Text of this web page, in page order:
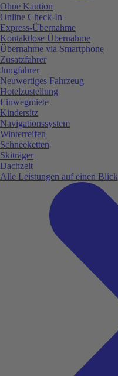
Ohne Kaution
Online Check-In
Express-Übernahme
Kontaktlose Übernahme
Übernahme via Smartphone
Zusatzfahrer
Jungfahrer
Neuwertiges Fahrzeug
Hotelzustellung
Einwegmiete
Kindersitz
Navigationssystem
Winterreifen
Schneeketten
Skiträger
Dachzelt
Alle Leistungen auf einen Blick